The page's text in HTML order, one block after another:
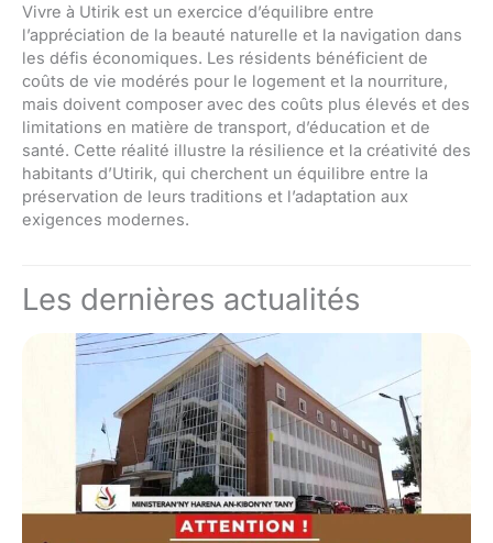
Vivre à Utirik est un exercice d’équilibre entre
l’appréciation de la beauté naturelle et la navigation dans
les défis économiques. Les résidents bénéficient de
coûts de vie modérés pour le logement et la nourriture,
mais doivent composer avec des coûts plus élevés et des
limitations en matière de transport, d’éducation et de
santé. Cette réalité illustre la résilience et la créativité des
habitants d’Utirik, qui cherchent un équilibre entre la
préservation de leurs traditions et l’adaptation aux
exigences modernes.
Les dernières actualités